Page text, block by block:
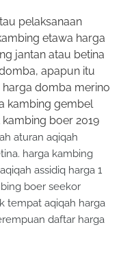
pelaksanaan
etawa harga
jantan atau betina
apapun itu
harga domba merino
kambing gembel
boer 2019
aturan aqiqah
harga kambing
assidiq harga 1
boer seekor
tempat aqiqah harga
daftar harga